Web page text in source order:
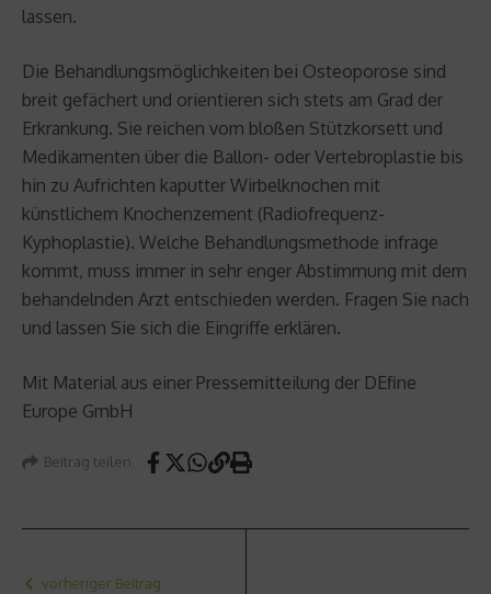
lassen.
Die Behandlungsmöglichkeiten bei Osteoporose sind
breit gefächert und orientieren sich stets am Grad der
Erkrankung. Sie reichen vom bloßen Stützkorsett und
Medikamenten über die Ballon- oder Vertebroplastie bis
hin zu Aufrichten kaputter Wirbelknochen mit
künstlichem Knochenzement (Radiofrequenz-
Kyphoplastie). Welche Behandlungsmethode infrage
kommt, muss immer in sehr enger Abstimmung mit dem
behandelnden Arzt entschieden werden. Fragen Sie nach
und lassen Sie sich die Eingriffe erklären.
Mit Material aus einer Pressemitteilung der DEfine
Europe GmbH
Beitrag teilen
vorheriger Beitrag